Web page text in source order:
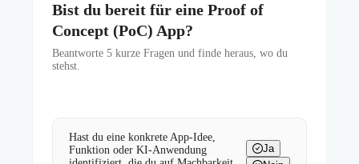
Bist du bereit für eine Proof of
Concept (PoC) App?
Beantworte 5 kurze Fragen und finde heraus, wo du
stehst.
Hast du eine konkrete App-Idee,
Funktion oder KI-Anwendung
Ja